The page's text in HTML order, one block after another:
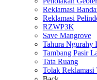
Reklamasi
Reklamasi
RZWP3K
Save Mangrove
Tahura Ngurahy
Tambang Pasir
Tata Ruang
Tolak Reklamasi